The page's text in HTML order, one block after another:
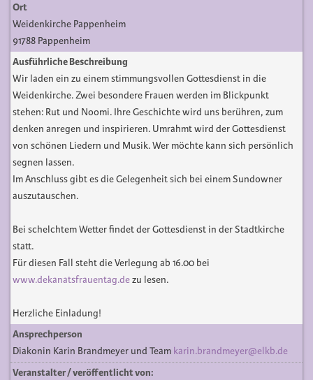
Ort
Weidenkirche Pappenheim
91788 Pappenheim
Ausführliche Beschreibung
Wir laden ein zu einem stimmungsvollen Gottesdienst in die
Weidenkirche. Zwei besondere Frauen werden im Blickpunkt
stehen: Rut und Noomi. Ihre Geschichte wird uns berühren, zum
denken anregen und inspirieren. Umrahmt wird der Gottesdienst
von schönen Liedern und Musik. Wer möchte kann sich persönlich
segnen lassen.
Im Anschluss gibt es die Gelegenheit sich bei einem Sundowner
auszutauschen.
Bei schelchtem Wetter findet der Gottesdienst in der Stadtkirche
statt.
Für diesen Fall steht die Verlegung ab 16.00 bei
www.dekanatsfrauentag.dezu lesen.
Herzliche Einladung!
Ansprechperson
Diakonin Karin Brandmeyer und Team karin.brandmeyer@elkb.de
Veranstalter / veröffentlicht von: